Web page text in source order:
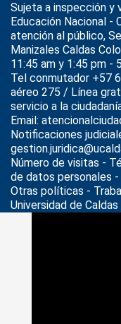
Sujeta a inspección y
Educación Nacional -
atención al público,
Manizales Caldas
11:45 am y 1:45 pm -
Tel conmutador +57
aéreo 275 / Línea
servicio a la
Email:
Notificaciones
Número de visitas -
de datos personales
Otras políticas -
Universidad de Caldas